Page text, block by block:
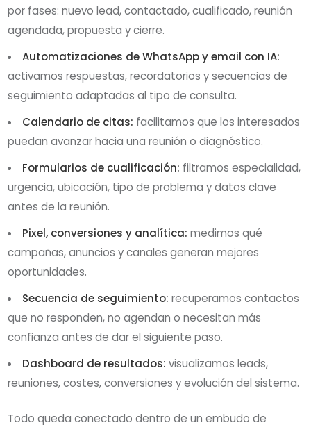
por fases: nuevo lead, contactado, cualificado, reunión
agendada, propuesta y cierre.
Automatizaciones de WhatsApp y email con IA:
activamos respuestas, recordatorios y secuencias de
seguimiento adaptadas al tipo de consulta.
Calendario de citas: facilitamos que los interesados
puedan avanzar hacia una reunión o diagnóstico.
Formularios de cualificación: filtramos especialidad,
urgencia, ubicación, tipo de problema y datos clave
antes de la reunión.
Pixel, conversiones y analítica: medimos qué
campañas, anuncios y canales generan mejores
oportunidades.
Secuencia de seguimiento: recuperamos contactos
que no responden, no agendan o necesitan más
confianza antes de dar el siguiente paso.
Dashboard de resultados: visualizamos leads,
reuniones, costes, conversiones y evolución del sistema.
Todo queda conectado dentro de un embudo de